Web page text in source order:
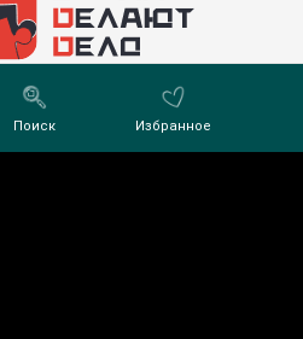
Поиск Избранное